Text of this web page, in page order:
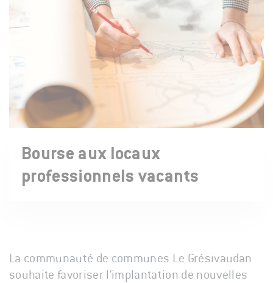
Bourse aux locaux
professionnels vacants
La communauté de communes Le Grésivaudan
souhaite favoriser l'implantation de nouvelles